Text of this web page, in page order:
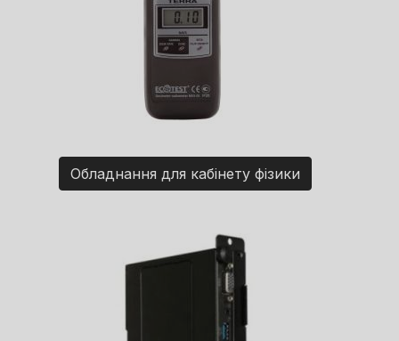
Обладнання для кабінету фізики